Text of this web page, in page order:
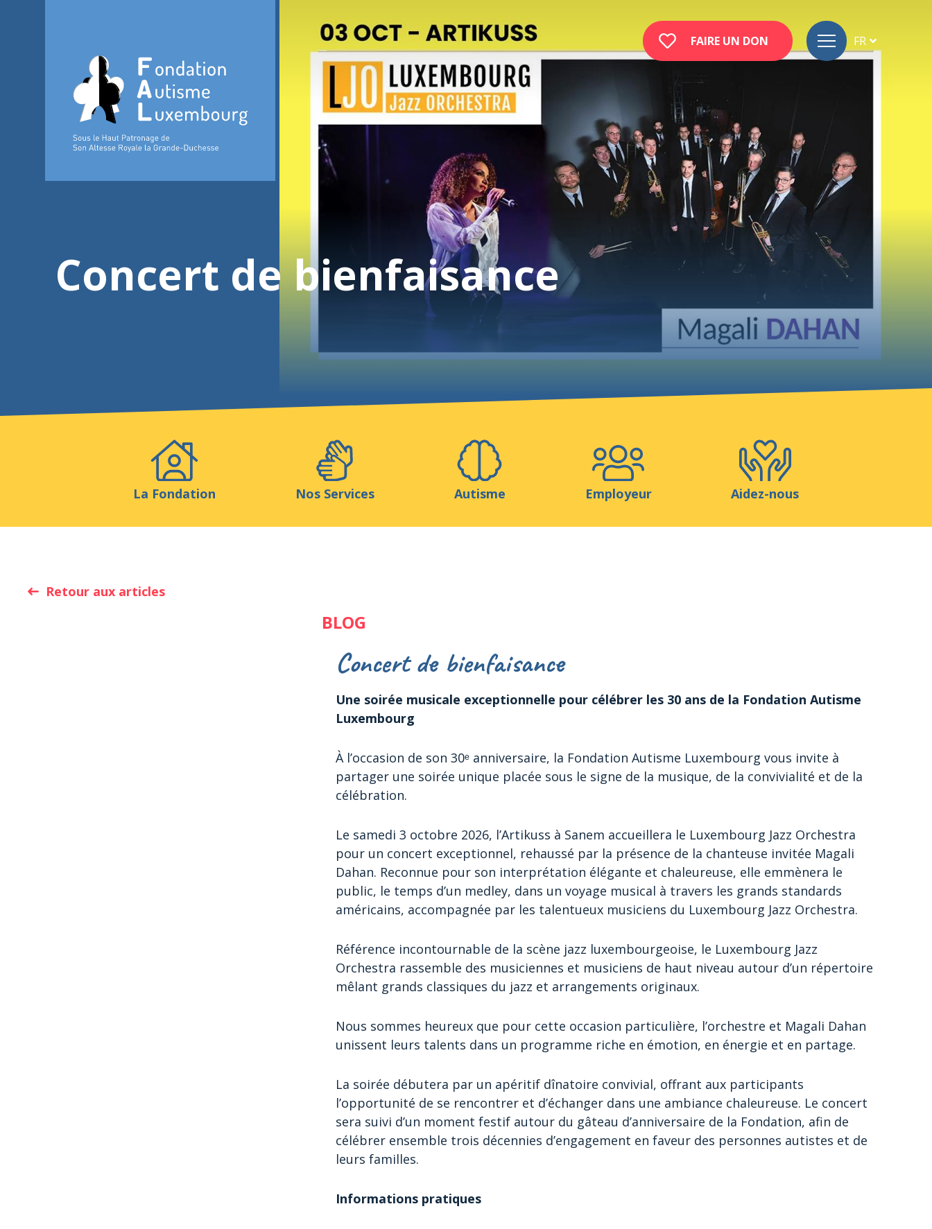
FAIRE UN DON FR
Accueil
Services
Autisme
Employeur
Aidez-nous
Concert de bienfaisance
La Fondation Nos Services Autisme Employeur Aidez-nous
Retour aux articles
BLOG
Concert de bienfaisance
Une soirée musicale exceptionnelle pour célébrer les 30 ans de la Fondation Autisme
Luxembourg
À l’occasion de son 30ᵉ anniversaire, la Fondation Autisme Luxembourg vous invite à
partager une soirée unique placée sous le signe de la musique, de la convivialité et de la
célébration.
Le samedi 3 octobre 2026, l’Artikuss à Sanem accueillera le Luxembourg Jazz Orchestra
pour un concert exceptionnel, rehaussé par la présence de la chanteuse invitée Magali
Dahan. Reconnue pour son interprétation élégante et chaleureuse, elle emmènera le
public, le temps d’un medley, dans un voyage musical à travers les grands standards
américains, accompagnée par les talentueux musiciens du Luxembourg Jazz Orchestra.
Référence incontournable de la scène jazz luxembourgeoise, le Luxembourg Jazz
Orchestra rassemble des musiciennes et musiciens de haut niveau autour d’un répertoire
mêlant grands classiques du jazz et arrangements originaux.
Nous sommes heureux que pour cette occasion particulière, l’orchestre et Magali Dahan
unissent leurs talents dans un programme riche en émotion, en énergie et en partage.
La soirée débutera par un apéritif dînatoire convivial, offrant aux participants
l’opportunité de se rencontrer et d’échanger dans une ambiance chaleureuse. Le concert
sera suivi d’un moment festif autour du gâteau d’anniversaire de la Fondation, afin de
célébrer ensemble trois décennies d’engagement en faveur des personnes autistes et de
leurs familles.
Informations pratiques